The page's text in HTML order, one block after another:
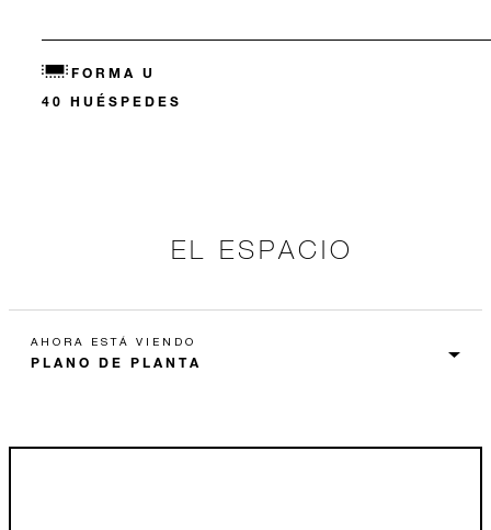
FORMA U
40 HUÉSPEDES
EL ESPACIO
AHORA ESTÁ VIENDO